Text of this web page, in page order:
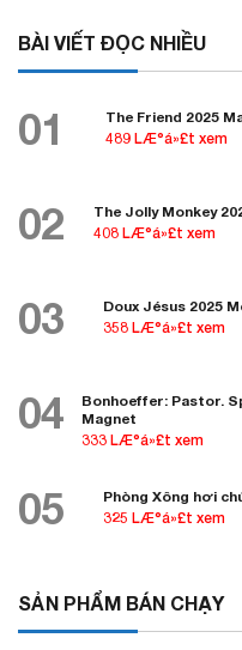
BÀI VIẾT ĐỌC NHIỀU
01
The Friend 2025
489 LÆ°á»£t xem
02
The Jolly Monkey
408 LÆ°á»£t xem
03
Doux Jésus 2025
358 LÆ°á»£t xem
04
Bonhoeffer: Pastor.
Magnet
333 LÆ°á»£t xem
05
Phòng Xông hơi
325 LÆ°á»£t xem
SẢN PHẨM BÁN CHẠY